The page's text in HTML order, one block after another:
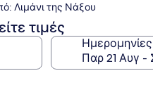
Λιμάνι της Νάξου
τιμές
Ημερομηνίες